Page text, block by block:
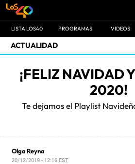
LISTA LOS40 PROGRAMAS VIDEOS
ACTUALIDAD
¡FELIZ NAVIDAD
2020!
Te dejamos el Playlist
Olga Reyna
20/12/2019 - 12:16 EST